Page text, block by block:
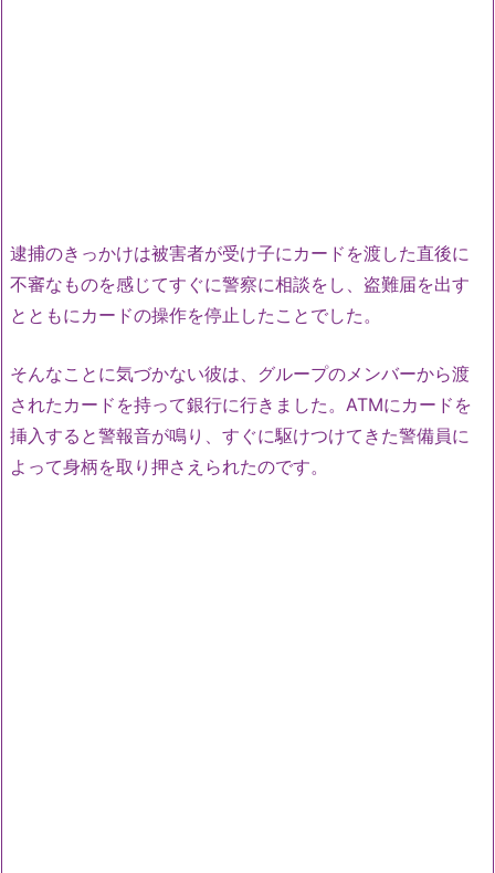
逮捕のきっかけは被害者が受け子にカードを渡した直後に
不審なものを感じてすぐに警察に相談をし、盗難届を出す
とともにカードの操作を停止したことでした。
そんなことに気づかない彼は、グループのメンバーから渡
されたカードを持って銀行に行きました。ATMにカードを
挿入すると警報音が鳴り、すぐに駆けつけてきた警備員に
よって身柄を取り押さえられたのです。